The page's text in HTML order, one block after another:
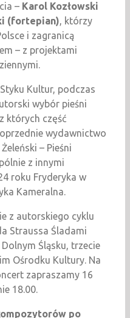
– Karol Kozłowski
(fortepian), którzy
i zagranicą
– z projektami
Kultur, podczas
wybór pieśni
których część
wydawnictwo
– Pieśni
z innymi
roku Fryderyka w
Kameralna.
z autorskiego cyklu
Straussa Śladami
Śląsku, trzecie
Ośrodku Kultury. Na
zapraszamy 16
18.00.
po